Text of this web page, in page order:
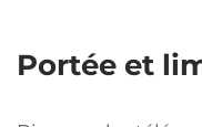
Portée et